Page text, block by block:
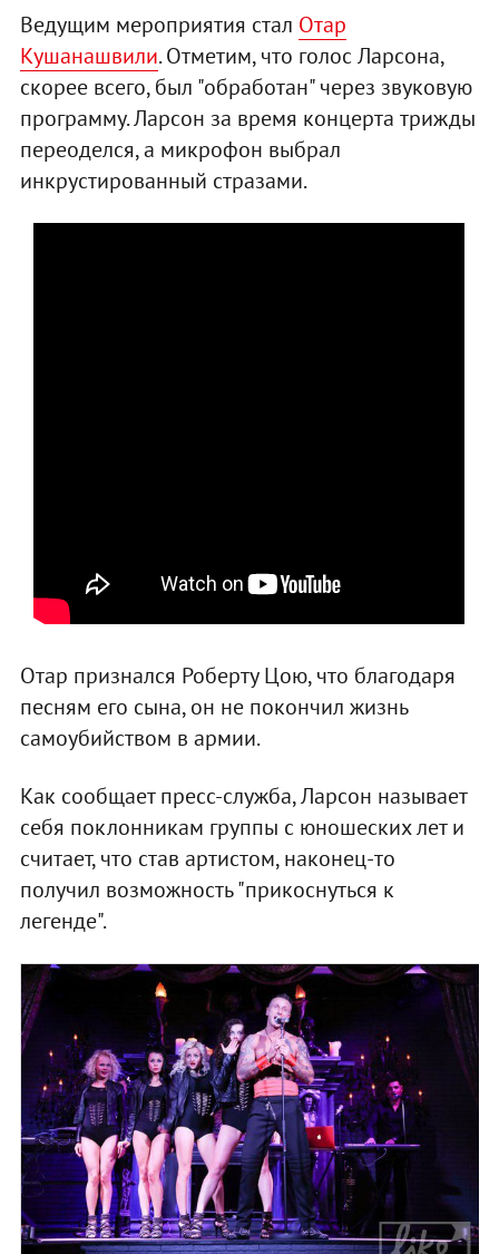
Ведущим мероприятия стал Отар
Кушанашвили. Отметим, что голос Ларсона,
скорее всего, был "обработан" через звуковую
программу. Ларсон за время концерта трижды
переоделся, а микрофон выбрал
инкрустированный стразами.
Отар признался Роберту Цою, что благодаря
песням его сына, он не покончил жизнь
самоубийством в армии.
Как сообщает пресс-служба, Ларсон называет
себя поклонникам группы с юношеских лет и
считает, что став артистом, наконец-то
получил возможность "прикоснуться к
легенде".